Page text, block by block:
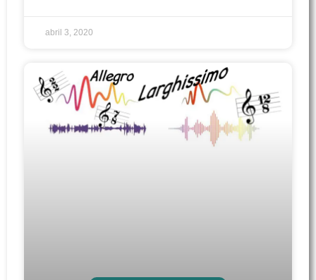
abril 3, 2020